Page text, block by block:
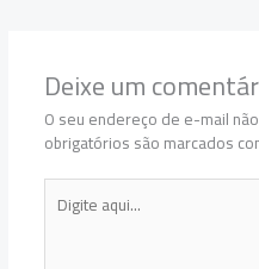
Deixe um
O seu endereço de e-mail
obrigatórios são marcados
Digite
aqui...